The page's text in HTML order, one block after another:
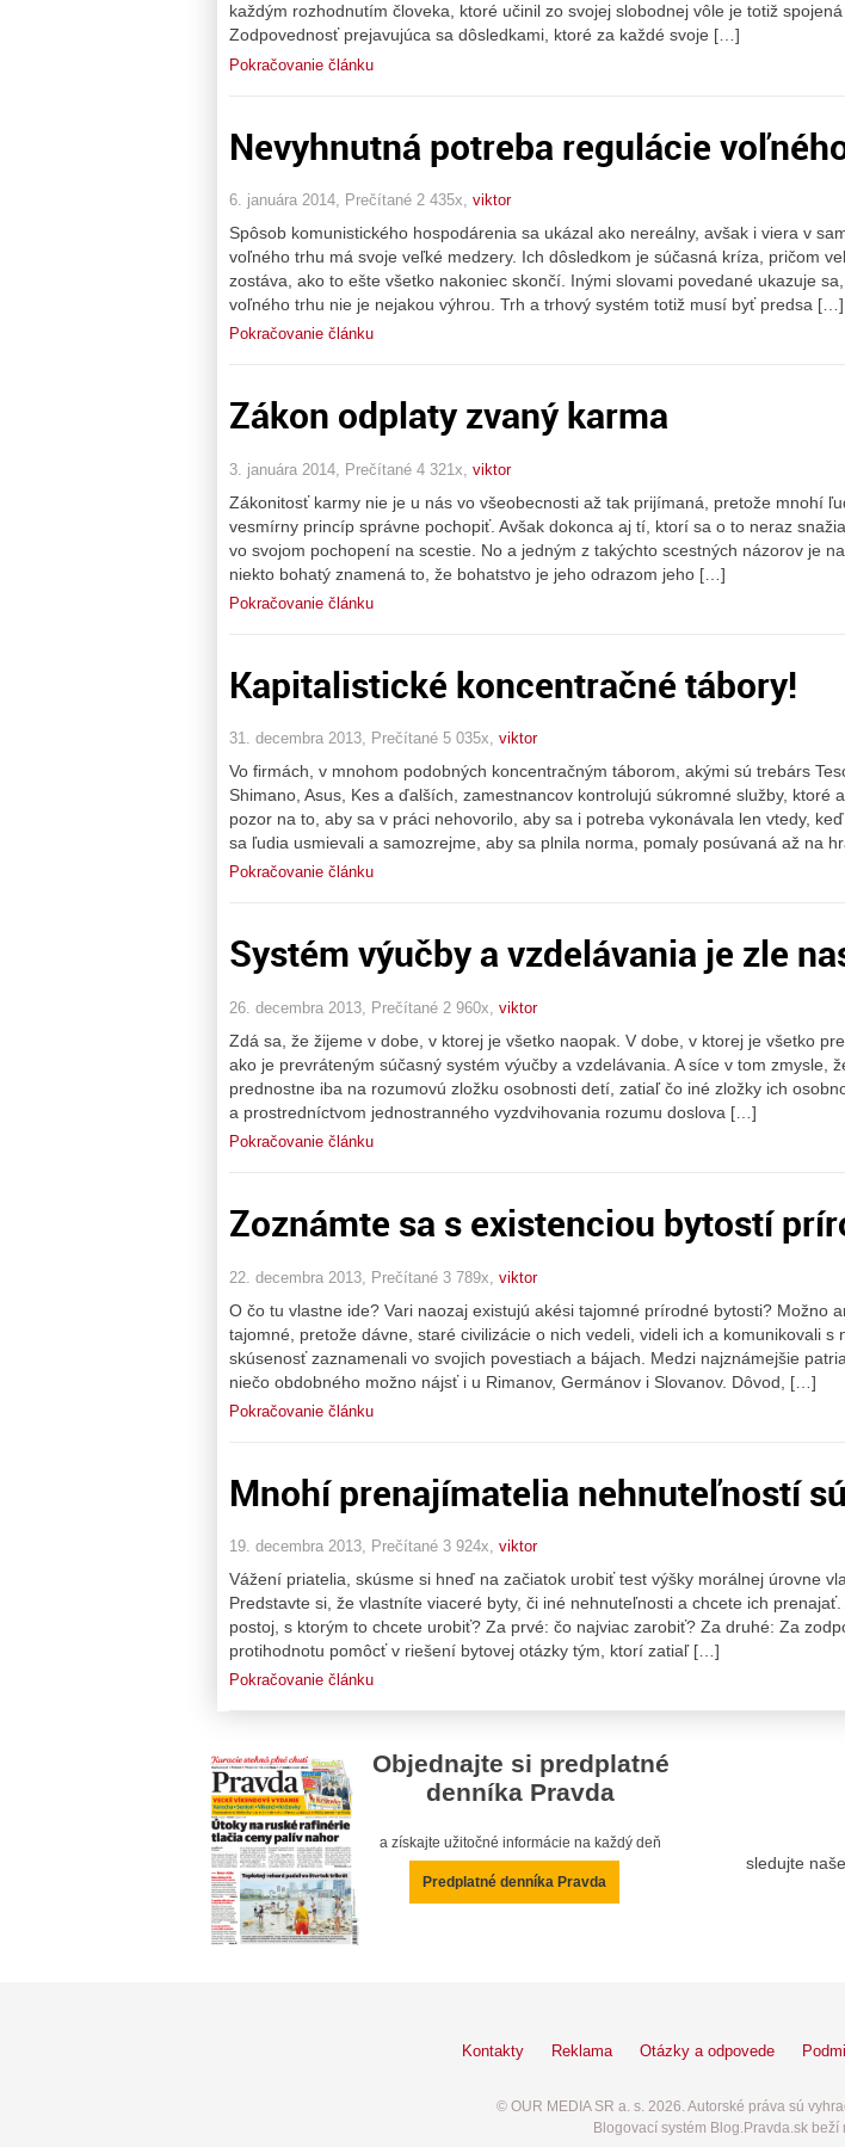
každým rozhodnutím človeka, ktoré učinil zo svojej slobodnej vôle je totiž
Zodpovednosť prejavujúca sa dôsledkami, ktoré za každé svoje […]
Pokračovanie článku
Nevyhnutná potreba regulácie
6. januára 2014, Prečítané 2 435x, viktor
Spôsob komunistického hospodárenia sa ukázal ako nereálny, avšak i viera v
voľného trhu má svoje veľké medzery. Ich dôsledkom je súčasná kríza, pričom
zostáva, ako to ešte všetko nakoniec skončí. Inými slovami povedané ukazuje
voľného trhu nie je nejakou výhrou. Trh a trhový systém totiž musí byť predsa […]
Pokračovanie článku
Zákon odplaty zvaný karma
3. januára 2014, Prečítané 4 321x, viktor
Zákonitosť karmy nie je u nás vo všeobecnosti až tak prijímaná, pretože mnohí
vesmírny princíp správne pochopiť. Avšak dokonca aj tí, ktorí sa o to neraz
vo svojom pochopení na scestie. No a jedným z takýchto scestných názorov je
niekto bohatý znamená to, že bohatstvo je jeho odrazom jeho […]
Pokračovanie článku
Kapitalistické koncentračné tábory!
31. decembra 2013, Prečítané 5 035x, viktor
Vo firmách, v mnohom podobných koncentračným táborom, akými sú trebárs
Shimano, Asus, Kes a ďalších, zamestnancov kontrolujú súkromné služby, ktoré
pozor na to, aby sa v práci nehovorilo, aby sa i potreba vykonávala len vtedy,
sa ľudia usmievali a samozrejme, aby sa plnila norma, pomaly posúvaná až na
Pokračovanie článku
Systém výučby a vzdelávania je zle
26. decembra 2013, Prečítané 2 960x, viktor
Zdá sa, že žijeme v dobe, v ktorej je všetko naopak. V dobe, v ktorej je všetko
ako je prevráteným súčasný systém výučby a vzdelávania. A síce v tom zmysle,
prednostne iba na rozumovú zložku osobnosti detí, zatiaľ čo iné zložky ich
a prostredníctvom jednostranného vyzdvihovania rozumu doslova […]
Pokračovanie článku
Zoznámte sa s existenciou bytostí
22. decembra 2013, Prečítané 3 789x, viktor
O čo tu vlastne ide? Vari naozaj existujú akési tajomné prírodné bytosti? Možno
tajomné, pretože dávne, staré civilizácie o nich vedeli, videli ich a komunikovali s
skúsenosť zaznamenali vo svojich povestiach a bájach. Medzi najznámejšie
niečo obdobného možno nájsť i u Rimanov, Germánov i Slovanov. Dôvod, […]
Pokračovanie článku
Mnohí prenajímatelia nehnuteľností
19. decembra 2013, Prečítané 3 924x, viktor
Vážení priatelia, skúsme si hneď na začiatok urobiť test výšky morálnej úrovne
Predstavte si, že vlastníte viaceré byty, či iné nehnuteľnosti a chcete ich
postoj, s ktorým to chcete urobiť? Za prvé: čo najviac zarobiť? Za druhé: Za
protihodnotu pomôcť v riešení bytovej otázky tým, ktorí zatiaľ […]
Pokračovanie článku
Objednajte si predplatné
denníka Pravda
a získajte užitočné informácie na každý deň
Predplatné denníka Pravda
sledujte
Kontakty Reklama Otázky a odpovede
© OUR MEDIA SR a. s. 2026. Autorské práva sú
Blogovací systém Blog.Pravda.sk